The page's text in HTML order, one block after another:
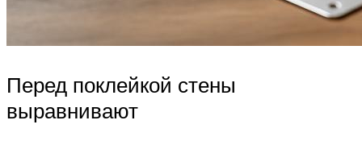
Перед поклейкой стены
выравнивают